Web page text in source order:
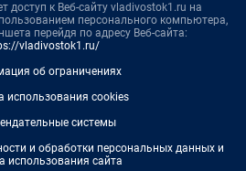
доступ к Веб-сайту vladivostok1.ru на
персонального компьютера,
перейдя по адресу Веб-сайта:
vladivostok1.ru/
об ограничениях
использования cookies
системы
и обработки персональных данных и
использования сайта